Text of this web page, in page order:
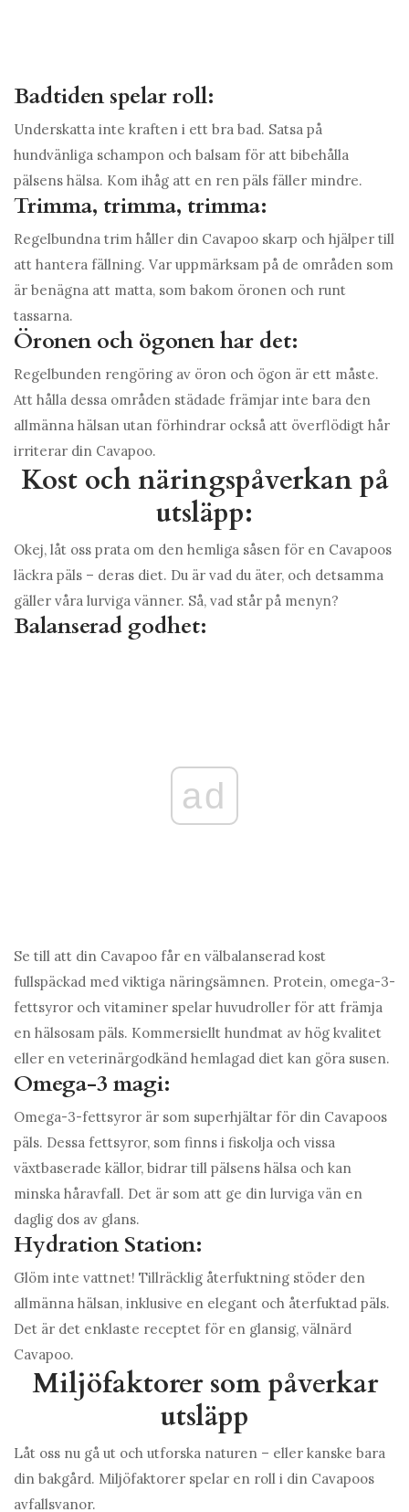
Badtiden spelar roll:
Underskatta inte kraften i ett bra bad. Satsa på
hundvänliga schampon och balsam för att bibehålla
pälsens hälsa. Kom ihåg att en ren päls fäller mindre.
Trimma, trimma, trimma:
Regelbundna trim håller din Cavapoo skarp och hjälper till
att hantera fällning. Var uppmärksam på de områden som
är benägna att matta, som bakom öronen och runt
tassarna.
Öronen och ögonen har det:
Regelbunden rengöring av öron och ögon är ett måste.
Att hålla dessa områden städade främjar inte bara den
allmänna hälsan utan förhindrar också att överflödigt hår
irriterar din Cavapoo.
Kost och näringspåverkan på
utsläpp:
Okej, låt oss prata om den hemliga såsen för en Cavapoos
läckra päls – deras diet. Du är vad du äter, och detsamma
gäller våra lurviga vänner. Så, vad står på menyn?
Balanserad godhet:
ad
Se till att din Cavapoo får en välbalanserad kost
fullspäckad med viktiga näringsämnen. Protein, omega-3-
fettsyror och vitaminer spelar huvudroller för att främja
en hälsosam päls. Kommersiellt hundmat av hög kvalitet
eller en veterinärgodkänd hemlagad diet kan göra susen.
Omega-3 magi:
Omega-3-fettsyror är som superhjältar för din Cavapoos
päls. Dessa fettsyror, som finns i fiskolja och vissa
växtbaserade källor, bidrar till pälsens hälsa och kan
minska håravfall. Det är som att ge din lurviga vän en
daglig dos av glans.
Hydration Station:
Glöm inte vattnet! Tillräcklig återfuktning stöder den
allmänna hälsan, inklusive en elegant och återfuktad päls.
Det är det enklaste receptet för en glansig, välnärd
Cavapoo.
Miljöfaktorer som påverkar
utsläpp
Låt oss nu gå ut och utforska naturen – eller kanske bara
din bakgård. Miljöfaktorer spelar en roll i din Cavapoos
avfallsvanor.